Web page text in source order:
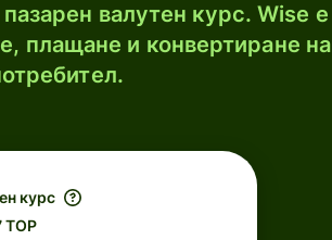
валутен курс. Wise е
плащане и конвертиране на
курс
TOP